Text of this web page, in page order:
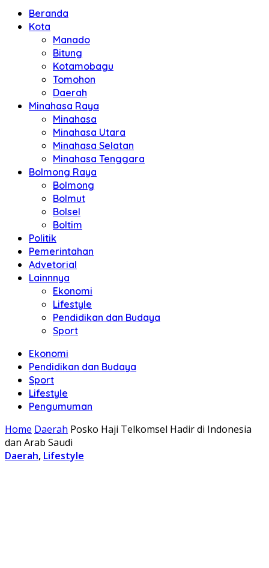
Beranda
Kota
Manado
Bitung
Kotamobagu
Tomohon
Daerah
Minahasa Raya
Minahasa
Minahasa Utara
Minahasa Selatan
Minahasa Tenggara
Bolmong Raya
Bolmong
Bolmut
Bolsel
Boltim
Politik
Pemerintahan
Advetorial
Lainnnya
Ekonomi
Lifestyle
Pendidikan dan Budaya
Sport
Ekonomi
Pendidikan dan Budaya
Sport
Lifestyle
Pengumuman
Home Daerah Posko Haji Telkomsel Hadir di Indonesia
dan Arab Saudi
Daerah, Lifestyle